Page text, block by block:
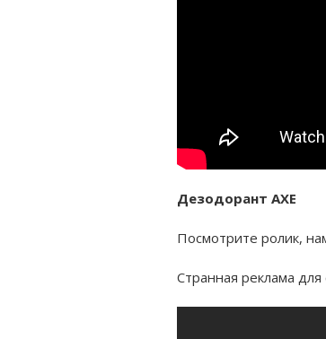
Дезодорант AXE
Посмотрите ролик,
Странная реклама для